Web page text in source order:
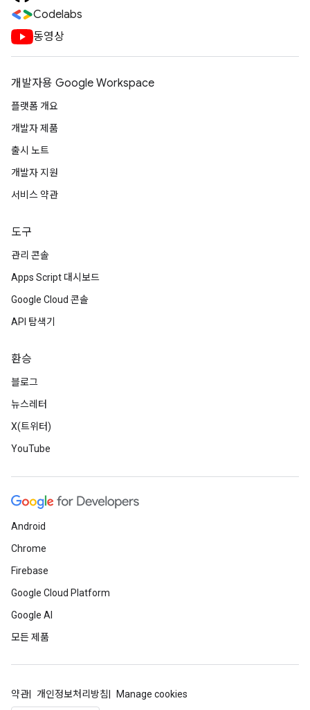
Codelabs
동영상
개발자용 Google Workspace
플랫폼 개요
개발자 제품
출시 노트
개발자 지원
서비스 약관
도구
관리 콘솔
Apps Script 대시보드
Google Cloud 콘솔
API 탐색기
환승
블로그
뉴스레터
X(트위터)
YouTube
Android
Chrome
Firebase
Google Cloud Platform
Google AI
모든 제품
약관 개인정보처리방침 Manage cookies